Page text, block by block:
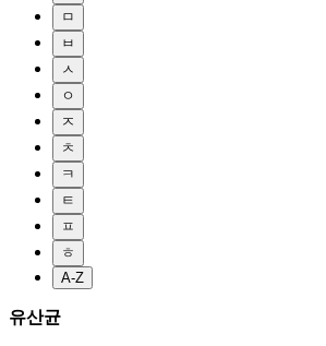
ㅁ
ㅂ
ㅅ
ㅇ
ㅈ
ㅊ
ㅋ
ㅌ
ㅍ
ㅎ
A-Z
유산균